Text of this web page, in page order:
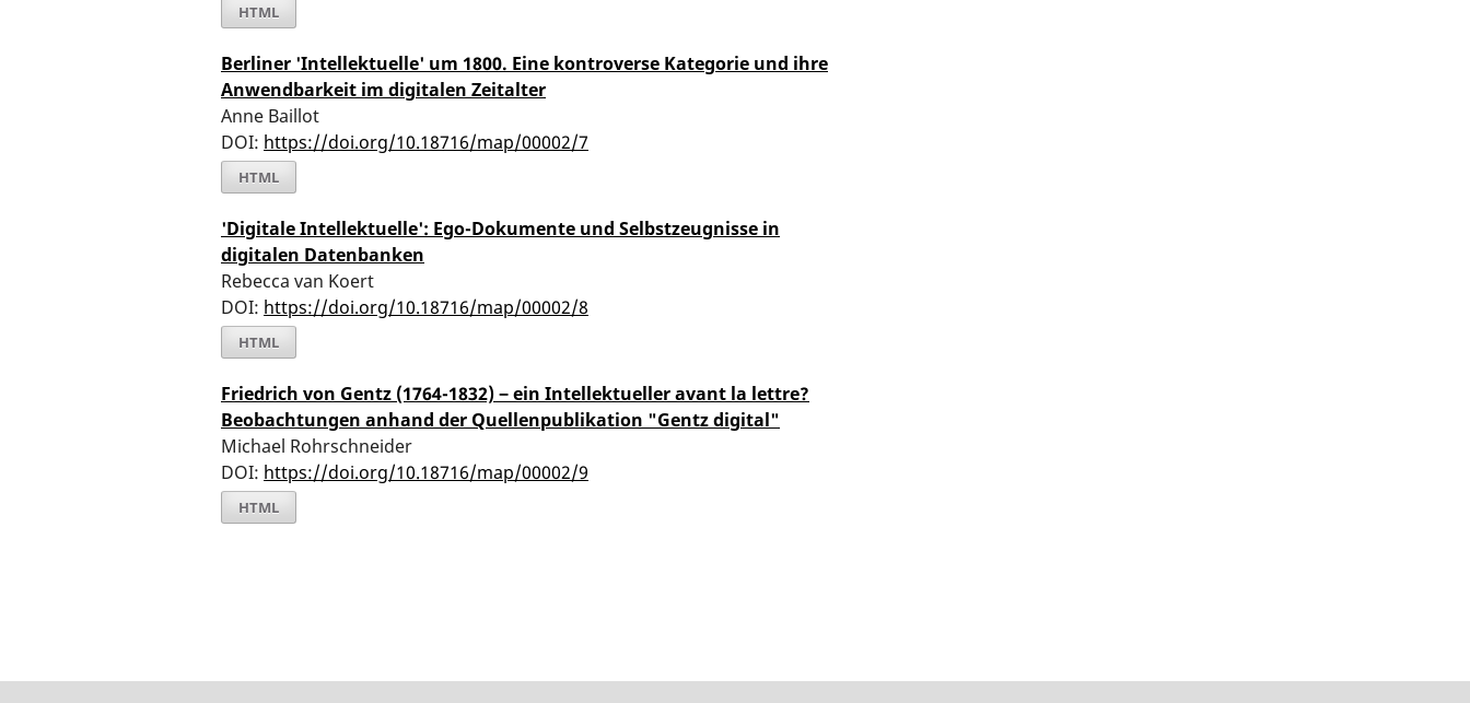
HTML
Berliner 'Intellektuelle' um 1800. Eine kontroverse Kategorie und ihre
Anwendbarkeit im digitalen Zeitalter
Anne Baillot
DOI: https://doi.org/10.18716/map/00002/7
HTML
'Digitale Intellektuelle': Ego-Dokumente und Selbstzeugnisse in
digitalen Datenbanken
Rebecca van Koert
DOI: https://doi.org/10.18716/map/00002/8
HTML
Friedrich von Gentz (1764-1832) ‒ ein Intellektueller avant la lettre?
Beobachtungen anhand der Quellenpublikation "Gentz digital"
Michael Rohrschneider
DOI: https://doi.org/10.18716/map/00002/9
HTML